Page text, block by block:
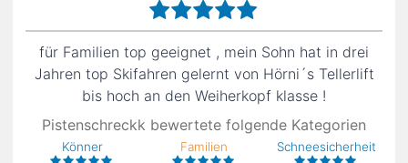
für Familien top geeignet , mein Sohn hat in drei
Jahren top Skifahren gelernt von Hörni´s Tellerlift
bis hoch an den Weiherkopf klasse !
Pistenschreckk bewertete folgende Kategorien
Könner Familien Schneesicherheit